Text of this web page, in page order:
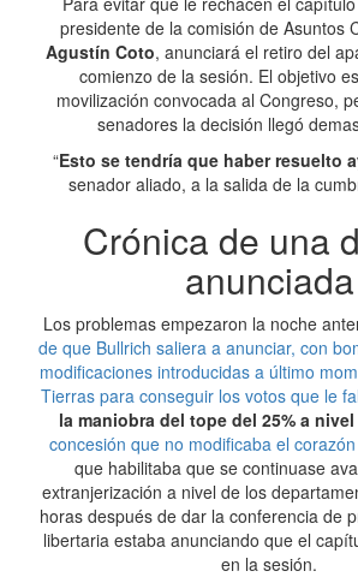
presidente de la comisión de Asuntos
Agustín Coto, anunciará el retiro del
comienzo de la sesión. El objetivo
movilización convocada al Congreso,
senadores la decisión llegó
“Esto se tendría que haber resuelto
senador aliado, a la salida de la
Crónica de una
anunciada
Los problemas empezaron la noche
de que Bullrich saliera a anunciar, con
modificaciones introducidas a último
Tierras para conseguir los votos que le
la maniobra del tope del 25% a
concesión que no modificaba el
que habilitaba que se continuase
extranjerización a nivel de los
horas después de dar la conferencia de
libertaria estaba anunciando que el
en la sesión.